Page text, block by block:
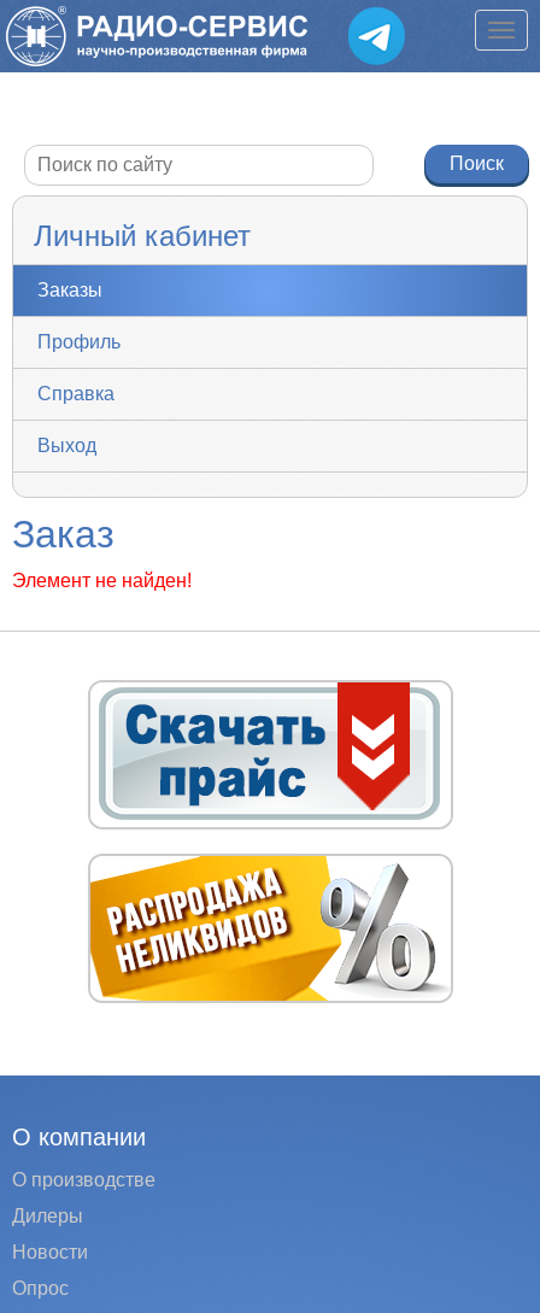
Личный кабинет
Заказы
Профиль
Справка
Выход
Заказ
Элемент не найден!
О компании
О производстве
Дилеры
Новости
Опрос